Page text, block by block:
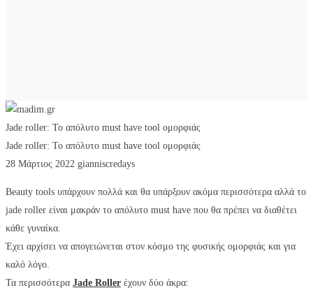
Jade roller: Το απόλυτο must have tool ομορφιάς
Jade roller: Το απόλυτο must have tool ομορφιάς
28 Μάρτιος 2022 gianniscredays
Beauty tools υπάρχουν πολλά και θα υπάρξουν ακόμα περισσότερα αλλά το
jade roller είναι μακράν το απόλυτο must have που θα πρέπει να διαθέτει
κάθε γυναίκα.
Έχει αρχίσει να απογειώνεται στον κόσμο της φυσικής ομορφιάς και για
καλό λόγο.
Τα περισσότερα Jade Roller έχουν δύο άκρα: